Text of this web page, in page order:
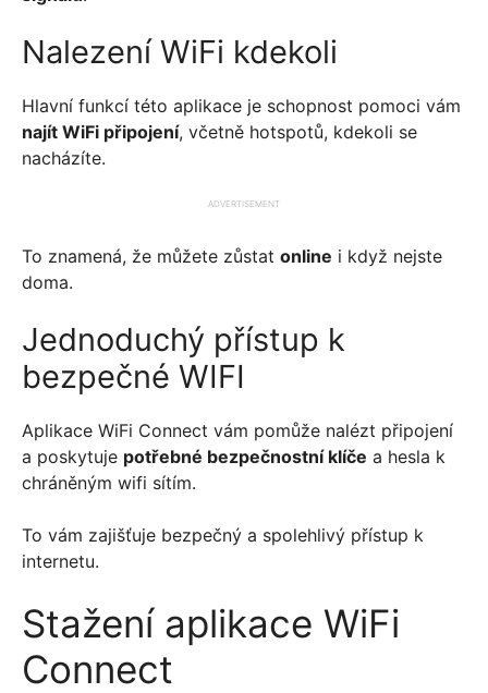
Nalezení WiFi kdekoli
Hlavní funkcí této aplikace je schopnost pomoci vám
najít WiFi připojení, včetně hotspotů, kdekoli se
nacházíte.
ADVERTISEMENT
To znamená, že můžete zůstat online i když nejste
doma.
Jednoduchý přístup k
bezpečné WI​FI
Aplikace WiFi Connect vám pomůže nalézt připojení
a poskytuje potřebné bezpečnostní klíče a hesla k
chráněným wifi sítím.
To vám zajišťuje bezpečný a spolehlivý přístup k
internetu.
Stažení aplikace WiFi
Connect